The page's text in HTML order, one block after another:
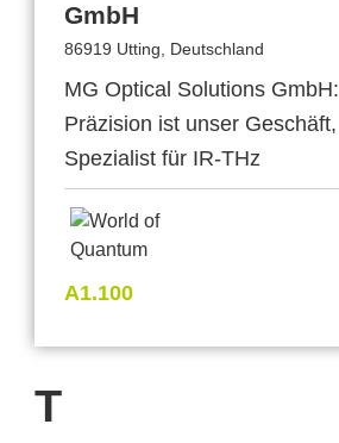
GmbH
86919 Utting, Deutschland
MG Optical Solutions GmbH:
Präzision ist unser Geschäft,
Spezialist für IR-THz
A1.100
T